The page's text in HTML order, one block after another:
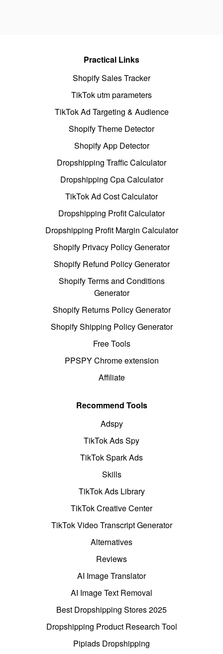
Practical Links
Shopify Sales Tracker
TikTok utm parameters
TikTok Ad Targeting & Audience
Shopify Theme Detector
Shopify App Detector
Dropshipping Traffic Calculator
Dropshipping Cpa Calculator
TikTok Ad Cost Calculator
Dropshipping Profit Calculator
Dropshipping Profit Margin Calculator
Shopify Privacy Policy Generator
Shopify Refund Policy Generator
Shopify Terms and Conditions
Generator
Shopify Returns Policy Generator
Shopify Shipping Policy Generator
Free Tools
PPSPY Chrome extension
Affiliate
Recommend Tools
Adspy
TikTok Ads Spy
TikTok Spark Ads
Skills
TikTok Ads Library
TikTok Creative Center
TikTok Video Transcript Generator
Alternatives
Reviews
AI Image Translator
AI Image Text Removal
Best Dropshipping Stores 2025
Dropshipping Product Research Tool
Pipiads Dropshipping